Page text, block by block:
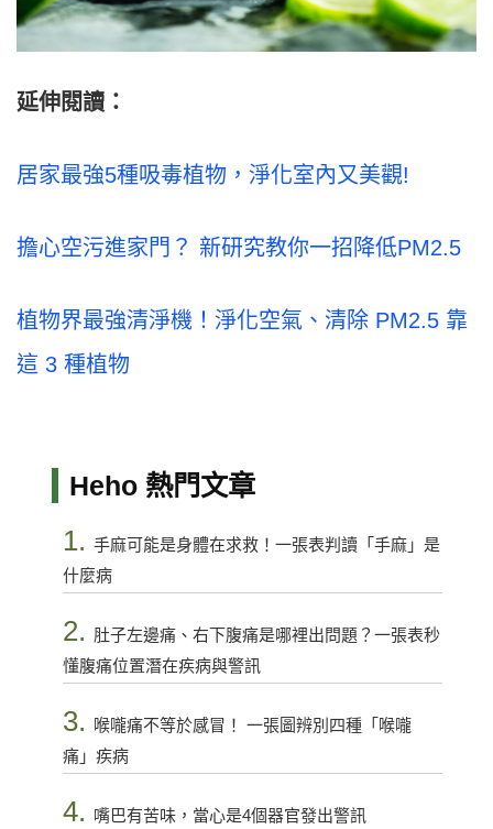
延伸閱讀：
居家最強5種吸毒植物，淨化室內又美觀!
擔心空污進家門？ 新研究教你一招降低PM2.5
植物界最強清淨機！淨化空氣、清除 PM2.5 靠
這 3 種植物
Heho 熱門文章
1. 手麻可能是身體在求救！一張表判讀「手麻」是
什麼病
2. 肚子左邊痛、右下腹痛是哪裡出問題？一張表秒
懂腹痛位置潛在疾病與警訊
3.
喉嚨痛不等於感冒！ 一張圖辨別四種「喉嚨
痛」疾病
4. 嘴巴有苦味，當心是4個器官發出警訊